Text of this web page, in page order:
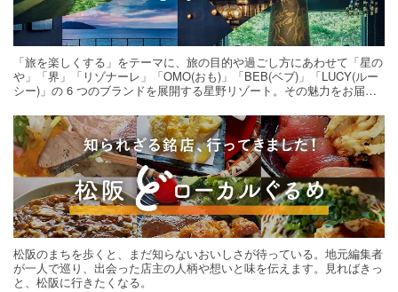
「旅を楽しくする」をテーマに、旅の目的や過ごし方にあわせて「星の
や」「界」「リゾナーレ」「OMO(おも)」「BEB(ベブ)」「LUCY(ルー
シー)」の 6 つのブランドを展開する星野リゾート。その魅力をお届け
松阪のまちを歩くと、まだ知らないおいしさが待っている。地元編集者
が一人で巡り、出会った店主の人柄や想いと味を伝えます。見ればきっ
と、松阪に行きたくなる。